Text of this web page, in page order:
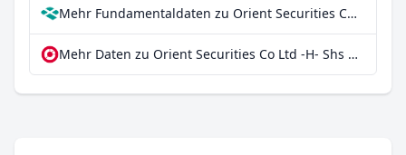
Mehr Fundamentaldaten zu Orient Securities Co Ltd -H- Shs Unitary 144A/Reg S bei Parqet
Mehr Daten zu Orient Securities Co Ltd -H- Shs Unitary 144A/Reg S bei extraETF